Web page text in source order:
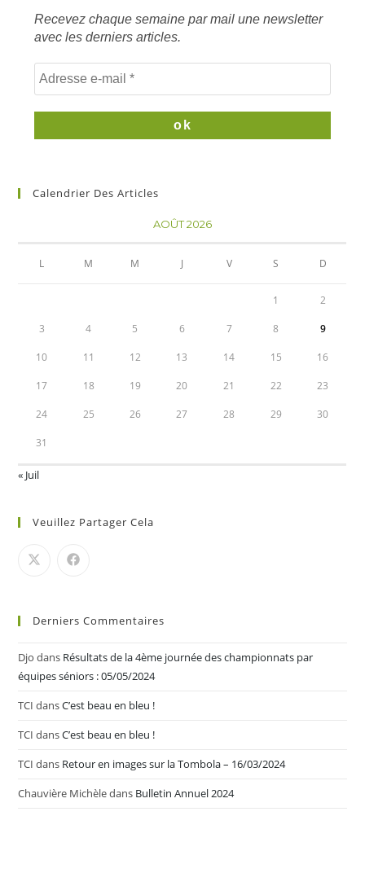
Recevez chaque semaine par mail une newsletter
avec les derniers articles.
Calendrier Des Articles
AOÛT 2026
L M M J V S D
1 2
3 4 5 6 7 8 9
10 11 12 13 14 15 16
17 18 19 20 21 22 23
24 25 26 27 28 29 30
31
« Juil
Veuillez Partager Cela
Derniers Commentaires
Djo dans Résultats de la 4ème journée des championnats par
équipes séniors : 05/05/2024
TCI dansC’est beau en bleu !
TCI dansC’est beau en bleu !
TCI dans Retour en images sur la Tombola – 16/03/2024
Chauvière Michèledans Bulletin Annuel 2024